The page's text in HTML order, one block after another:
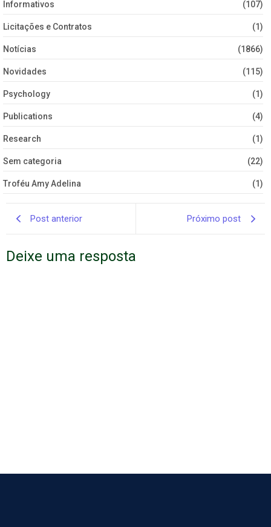
Informativos (107)
Licitações e Contratos (1)
Notícias (1866)
Novidades (115)
Psychology (1)
Publications (4)
Research (1)
Sem categoria (22)
Troféu Amy Adelina (1)
Post anterior Próximo post
Deixe uma resposta